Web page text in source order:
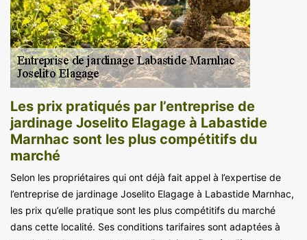
Les prix pratiqués par l’entreprise de
jardinage Joselito Elagage à Labastide
Marnhac sont les plus compétitifs du
marché
Selon les propriétaires qui ont déjà fait appel à l’expertise de
l’entreprise de jardinage Joselito Elagage à Labastide Marnhac,
les prix qu’elle pratique sont les plus compétitifs du marché
dans cette localité. Ses conditions tarifaires sont adaptées à